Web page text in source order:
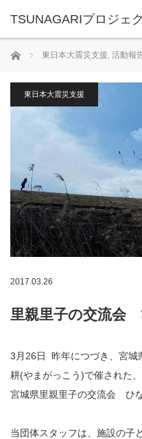
TSUNAGARIプロジェ
ホーム 東日本大震災支援, 活動報
東日本大震災支援
2017.03.26
里親里子の交流会
3月26日 昨年につづき、宮城
耕(やまがっこう)で催された、
宮城県里親里子の交流会 ひ
当団体スタッフは、施設の子